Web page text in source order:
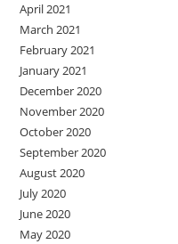
April 2021
March 2021
February 2021
January 2021
December 2020
November 2020
October 2020
September 2020
August 2020
July 2020
June 2020
May 2020